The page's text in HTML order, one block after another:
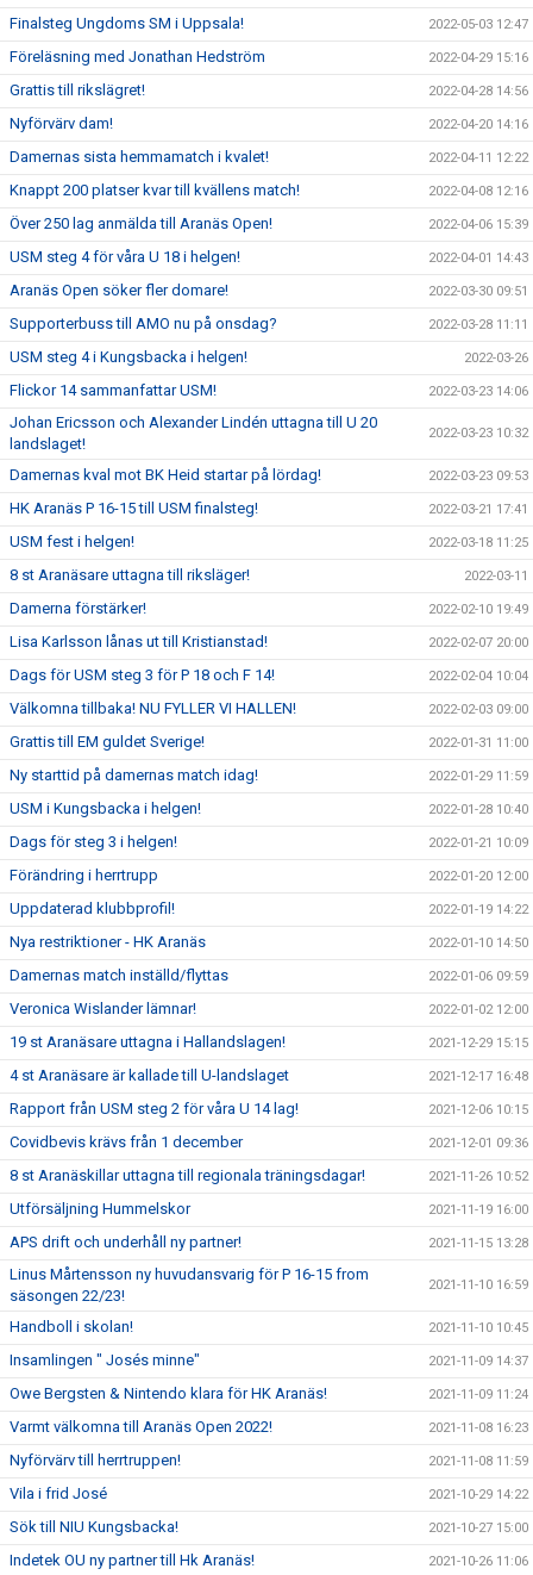
Finalsteg Ungdoms SM i Uppsala! 2022-05-03 12:47
Föreläsning med Jonathan Hedström 2022-04-29 15:16
Grattis till rikslägret! 2022-04-28 14:56
Nyförvärv dam! 2022-04-20 14:16
Damernas sista hemmamatch i kvalet! 2022-04-11 12:22
Knappt 200 platser kvar till kvällens match! 2022-04-08 12:16
Över 250 lag anmälda till Aranäs Open! 2022-04-06 15:39
USM steg 4 för våra U 18 i helgen! 2022-04-01 14:43
Aranäs Open söker fler domare! 2022-03-30 09:51
Supporterbuss till AMO nu på onsdag? 2022-03-28 11:11
USM steg 4 i Kungsbacka i helgen! 2022-03-26
Flickor 14 sammanfattar USM! 2022-03-23 14:06
Johan Ericsson och Alexander Lindén uttagna till U 20
landslaget!
2022-03-23 10:32
Damernas kval mot BK Heid startar på lördag! 2022-03-23 09:53
HK Aranäs P 16-15 till USM finalsteg! 2022-03-21 17:41
USM fest i helgen! 2022-03-18 11:25
8 st Aranäsare uttagna till riksläger! 2022-03-11
Damerna förstärker! 2022-02-10 19:49
Lisa Karlsson lånas ut till Kristianstad! 2022-02-07 20:00
Dags för USM steg 3 för P 18 och F 14! 2022-02-04 10:04
Välkomna tillbaka! NU FYLLER VI HALLEN! 2022-02-03 09:00
Grattis till EM guldet Sverige! 2022-01-31 11:00
Ny starttid på damernas match idag! 2022-01-29 11:59
USM i Kungsbacka i helgen! 2022-01-28 10:40
Dags för steg 3 i helgen! 2022-01-21 10:09
Förändring i herrtrupp 2022-01-20 12:00
Uppdaterad klubbprofil! 2022-01-19 14:22
Nya restriktioner - HK Aranäs 2022-01-10 14:50
Damernas match inställd/flyttas 2022-01-06 09:59
Veronica Wislander lämnar! 2022-01-02 12:00
19 st Aranäsare uttagna i Hallandslagen! 2021-12-29 15:15
4 st Aranäsare är kallade till U-landslaget 2021-12-17 16:48
Rapport från USM steg 2 för våra U 14 lag! 2021-12-06 10:15
Covidbevis krävs från 1 december 2021-12-01 09:36
8 st Aranäskillar uttagna till regionala träningsdagar! 2021-11-26 10:52
Utförsäljning Hummelskor 2021-11-19 16:00
APS drift och underhåll ny partner! 2021-11-15 13:28
Linus Mårtensson ny huvudansvarig för P 16-15 from
säsongen 22/23!
2021-11-10 16:59
Handboll i skolan! 2021-11-10 10:45
Insamlingen " Josés minne" 2021-11-09 14:37
Owe Bergsten & Nintendo klara för HK Aranäs! 2021-11-09 11:24
Varmt välkomna till Aranäs Open 2022! 2021-11-08 16:23
Nyförvärv till herrtruppen! 2021-11-08 11:59
Vila i frid José 2021-10-29 14:22
Sök till NIU Kungsbacka! 2021-10-27 15:00
Indetek OU ny partner till Hk Aranäs! 2021-10-26 11:06